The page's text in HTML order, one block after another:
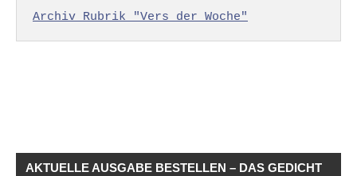
Archiv Rubrik "Vers der Woche"
AKTUELLE AUSGABE BESTELLEN – DAS GEDICHT